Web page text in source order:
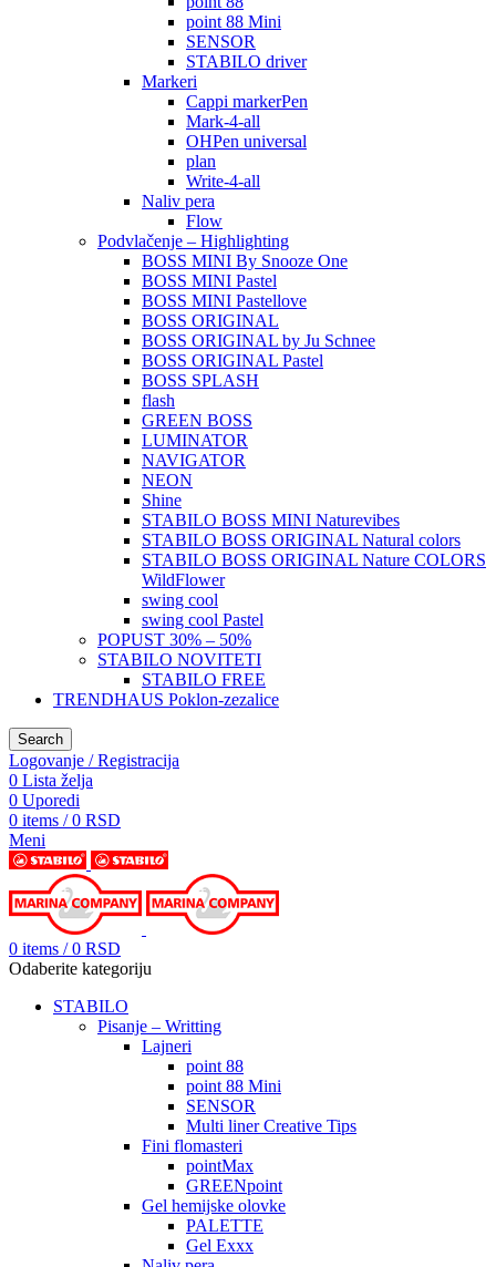
point 88 Mini
SENSOR
STABILO driver
Markeri
Cappi markerPen
Mark-4-all
OHPen universal
plan
Write-4-all
Naliv pera
Flow
Podvlačenje – Highlighting
BOSS MINI By Snooze One
BOSS MINI Pastel
BOSS MINI Pastellove
BOSS ORIGINAL
BOSS ORIGINAL by Ju Schnee
BOSS ORIGINAL Pastel
BOSS SPLASH
flash
GREEN BOSS
LUMINATOR
NAVIGATOR
NEON
Shine
STABILO BOSS MINI Naturevibes
STABILO BOSS ORIGINAL Natural colors
STABILO BOSS ORIGINAL Nature COLORS
WildFlower
swing cool
swing cool Pastel
POPUST 30% – 50%
STABILO NOVITETI
STABILO FREE
TRENDHAUS Poklon-zezalice
Search
Logovanje / Registracija
0 Lista želja
0 Uporedi
0 items / 0 RSD
Meni
0 items / 0 RSD
Odaberite kategoriju
STABILO
Pisanje – Writting
Lajneri
point 88
point 88 Mini
SENSOR
Multi liner Creative Tips
Fini flomasteri
pointMax
GREENpoint
Gel hemijske olovke
PALETTE
Gel Exxx